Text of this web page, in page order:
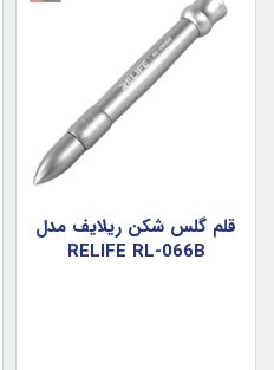
قلم گلس شکن ريلايف مدل
RELIFE RL-066B